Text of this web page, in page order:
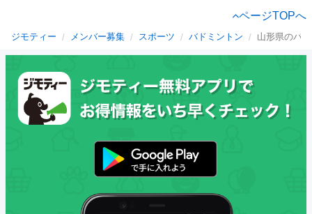
ページTOPへ
ジモティー メンバー募集 スポーツ バドミントン 山形県のバ